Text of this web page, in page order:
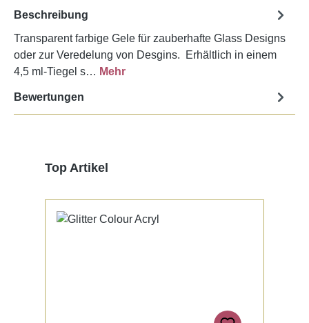
Beschreibung
Transparent farbige Gele für zauberhafte Glass Designs
oder zur Veredelung von Desgins. Erhältlich in einem
4,5 ml-Tiegel s… Mehr
Bewertungen
Produktgalerie überspringen
Top Artikel